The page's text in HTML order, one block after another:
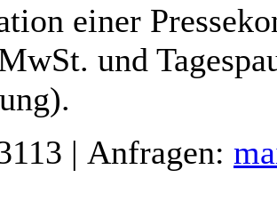
einer
und
| Anfragen: